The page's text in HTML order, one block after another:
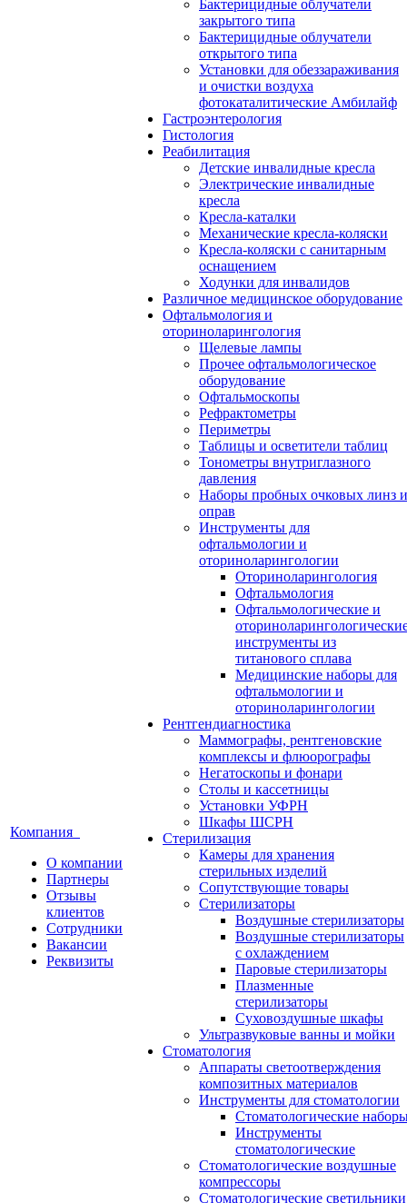
Компания
О компании
Партнеры
Отзывы
клиентов
Сотрудники
Вакансии
Реквизиты
Бактерицидные облучатели
закрытого типа
Бактерицидные облучатели
открытого типа
Установки для обеззараживания
и очистки воздуха
фотокаталитические Амбилайф
Гастроэнтерология
Гистология
Реабилитация
Детские инвалидные кресла
Электрические инвалидные
кресла
Кресла-каталки
Механические кресла-коляски
Кресла-коляски с санитарным
оснащением
Ходунки для инвалидов
Различное медицинское оборудование
Офтальмология и
оториноларингология
Щелевые лампы
Прочее офтальмологическое
оборудование
Офтальмоскопы
Рефрактометры
Периметры
Таблицы и осветители таблиц
Тонометры внутриглазного
давления
Наборы пробных очковых линз и
оправ
Инструменты для
офтальмологии и
оториноларингологии
Оториноларингология
Офтальмология
Офтальмологические и
инструменты из
титанового сплава
Медицинские наборы для
офтальмологии и
оториноларингологии
Рентгендиагностика
Маммографы, рентгеновские
комплексы и флюорографы
Негатоскопы и фонари
Столы и кассетницы
Установки УФРН
Шкафы ШСРН
Стерилизация
Камеры для хранения
стерильных изделий
Сопутствующие товары
Стерилизаторы
Воздушные стерилизаторы
Воздушные стерилизаторы
с охлаждением
Паровые стерилизаторы
Плазменные
стерилизаторы
Суховоздушные шкафы
Ультразвуковые ванны и мойки
Стоматология
Аппараты светоотверждения
композитных материалов
Инструменты для стоматологии
Стоматологические
Инструменты
стоматологические
Стоматологические воздушные
компрессоры
Стоматологические светильники